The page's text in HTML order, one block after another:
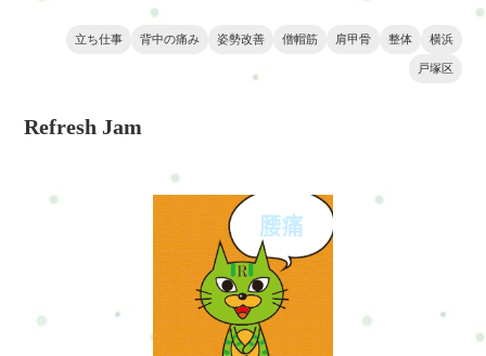
がみ作業によって肩甲骨周囲の
筋肉が緊張し起こりやすくなり
浜・戸塚で体の不調に悩む方に
立ち仕事 背中の痛み 姿勢改善 僧帽筋 肩甲骨 整体 横浜
戸塚区
Refresh Jam